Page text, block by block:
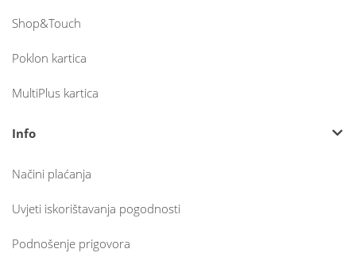
Shop&Touch
Poklon kartica
MultiPlus kartica
Info
Načini plaćanja
Uvjeti iskorištavanja pogodnosti
Podnošenje prigovora